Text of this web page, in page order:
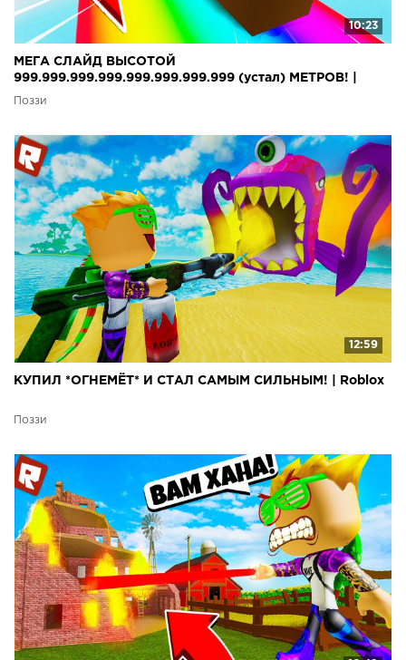
10:23
МЕГА СЛАЙД ВЫСОТОЙ
999.999.999.999.999.999.999.999 (устал) МЕТРОВ! |
Roblox
Поззи
12:59
КУПИЛ *ОГНЕМЁТ* И СТАЛ САМЫМ СИЛЬНЫМ! | Roblox
Поззи